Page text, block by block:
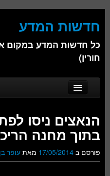
חדשות המדע
כל חדשות המדע במקום
חורין)
Main menu
Skip to primary content
Skip to secondary content
אודות
ביולוגיה
כימיה
הנאצים ניסו
בתוך מחנה
פורסם ב 17/05/2014 מאת עופר